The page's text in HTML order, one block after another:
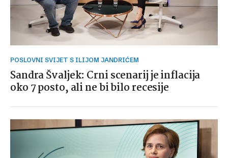
POSLOVNI SVIJET S ILIJOM JANDRIĆEM
Sandra Švaljek: Crni scenarij je inflacija
oko 7 posto, ali ne bi bilo recesije